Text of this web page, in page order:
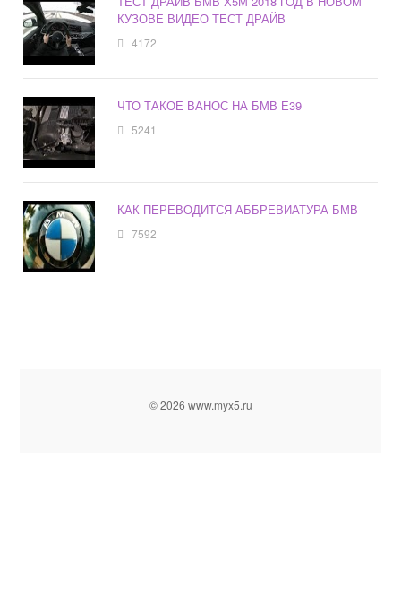
КУЗОВЕ ВИДЕО ТЕСТ ДРАЙВ
4172
ЧТО ТАКОЕ ВАНОС НА БМВ Е39
5241
КАК ПЕРЕВОДИТСЯ АББРЕВИАТУРА БМВ
7592
© 2026 www.myx5.ru